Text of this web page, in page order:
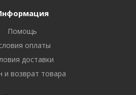
Помощь
оплаты
доставки
и возврат товара